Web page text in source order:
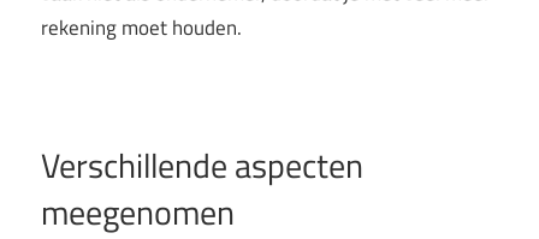
rekening moet houden.
Verschillende aspecten
meegenomen